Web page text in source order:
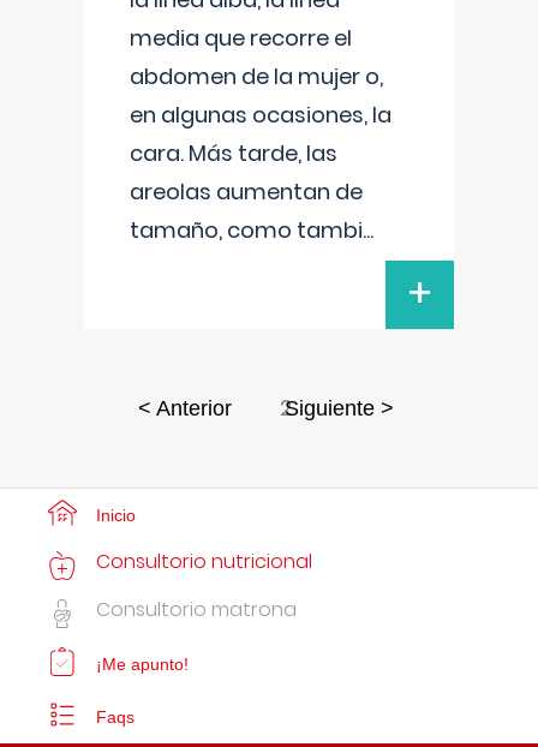
media que recorre el
abdomen de la mujer o,
en algunas ocasiones, la
cara. Más tarde, las
areolas aumentan de
tamaño, como tambi...
+
< Anterior 2Siguiente >
Inicio
Consultorio nutricional
Consultorio matrona
¡Me apunto!
Faqs